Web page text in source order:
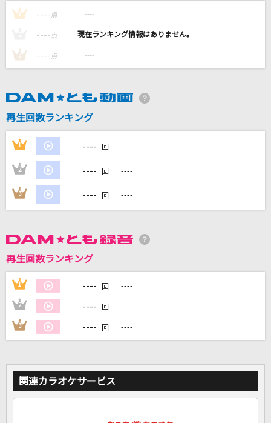
DAMの新曲・ランキングなど
カラオケ最新情報をチェック！
カラオケをもっと楽しもう！
1 ---- 点 ----
---- 点 ----
3 ---- 点 ----
再生回数ランキング
1 ---- 回 ----
2 ---- 回 ----
3 ---- 回 ----
再生回数ランキング
1 ---- 回 ----
2 ---- 回 ----
3 ---- 回 ----
関連カラオケサービス